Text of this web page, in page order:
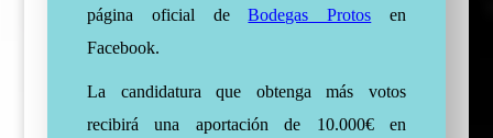
página oficial de
Bodegas Protos
en
Facebook.
La candidatura que obtenga más votos
recibirá una aportación de 10.000€ en